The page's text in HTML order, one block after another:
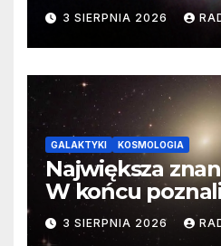
3 SIERPNIA 2026
GALAKTYKI KOSMOLOGIA
Największa
W końcu
faktyczne
3 SIERPNIA 2026